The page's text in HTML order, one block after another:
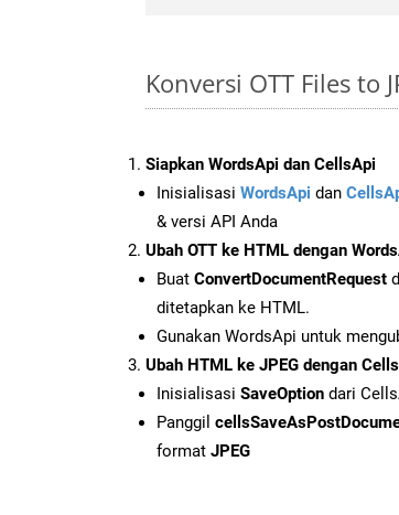
Konversi OTT Files to
Siapkan WordsApi dan CellsApi
Inisialisasi WordsApi dan
& versi API Anda
Ubah OTT ke HTML dengan
Buat ConvertDocumentRequest
ditetapkan ke HTML.
Gunakan WordsApi untuk
Ubah HTML ke JPEG dengan
Inisialisasi SaveOption dari
Panggil
format JPEG